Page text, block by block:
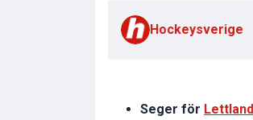
Hockeysverige
Seger för Lettland